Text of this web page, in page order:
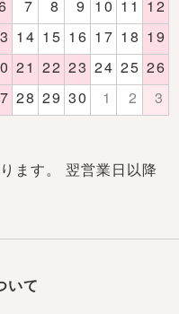
ます。 翌営業日以降
いて